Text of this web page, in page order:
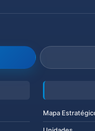
Mapa